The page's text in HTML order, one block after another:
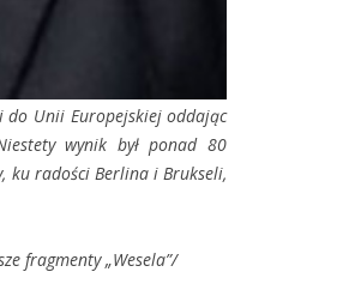
do Unii Europejskiej oddając
wynik był ponad 80
ku radości Berlina i Brukseli,
fragmenty „Wesela”/